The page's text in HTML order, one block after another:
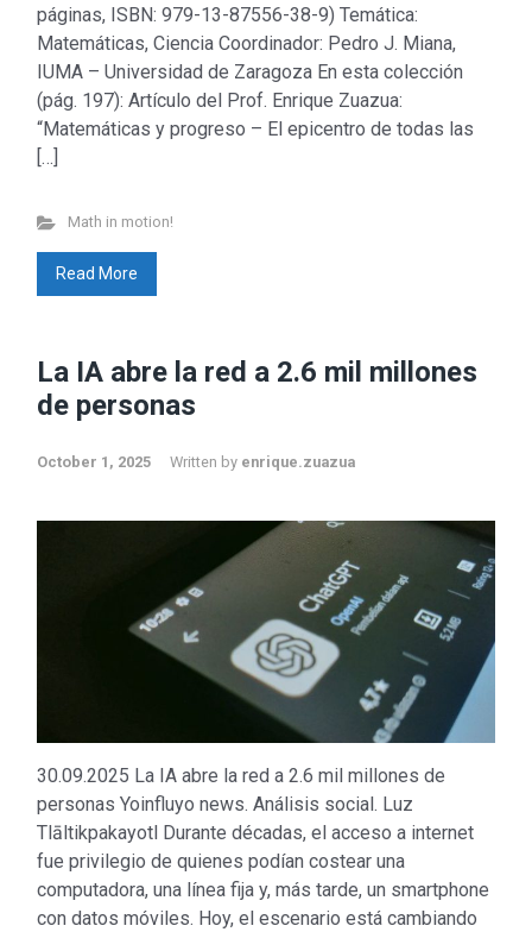
páginas, ISBN: 979-13-87556-38-9) Temática:
Matemáticas, Ciencia Coordinador: Pedro J. Miana,
IUMA – Universidad de Zaragoza En esta colección
(pág. 197): Artículo del Prof. Enrique Zuazua:
“Matemáticas y progreso – El epicentro de todas las
[…]
Math in motion!
Read More
La IA abre la red a 2.6 mil millones
de personas
October 1, 2025 Written by enrique.zuazua
30.09.2025 La IA abre la red a 2.6 mil millones de
personas Yoinfluyo news. Análisis social. Luz
Tlāltikpakayotl Durante décadas, el acceso a internet
fue privilegio de quienes podían costear una
computadora, una línea fija y, más tarde, un smartphone
con datos móviles. Hoy, el escenario está cambiando